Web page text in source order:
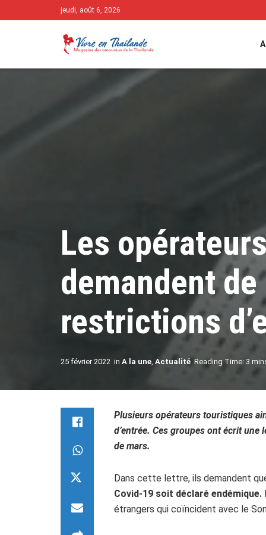
jeudi, août 6, 2026
Les
demandent
restrictions
25 février 2022 in A la une, Actualité Reading Time: 3
Plusieurs opérateurs touristiques
d’entrée. Ces groupes ont écrit une
de mars.
Dans cette lettre, ils demandent
Covid-19 soit déclaré endémique.
étrangers qui coïncident avec le